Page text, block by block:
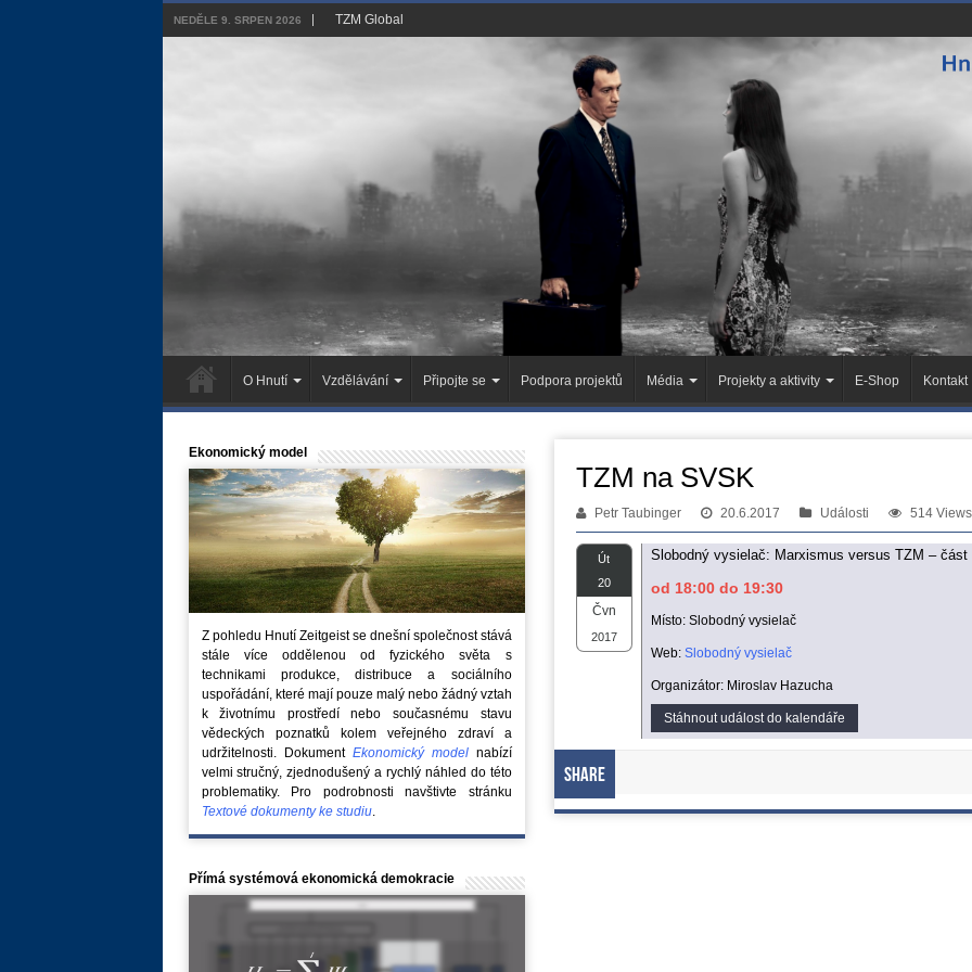
NEDĚLE 9. SRPEN 2026 TZM Global
O Hnutí Vzdělávání Připojte se Podpora projektů Média Projekty a aktivity E-Shop Kontakt
TZM na SVSK
Petr Taubinger 20.6.2017 Události 514 Views
Út
20
Čvn
2017
Slobodný vysielač: Marxismus versus TZM – část
od 18:00 do 19:30
Místo: Slobodný vysielač
Web: Slobodný vysielač
Organizátor: Miroslav Hazucha
Stáhnout událost do kalendáře
Share
Ekonomický model
Z pohledu Hnutí Zeitgeist se dnešní společnost stává
stále více oddělenou od fyzického světa s
technikami produkce, distribuce a sociálního
uspořádání, které mají pouze malý nebo žádný vztah
k životnímu prostředí nebo současnému stavu
vědeckých poznatků kolem veřejného zdraví a
udržitelnosti. Dokument Ekonomický modelnabízí
velmi stručný, zjednodušený a rychlý náhled do této
problematiky. Pro podrobnosti navštivte stránku
Textové dokumenty ke studiu.
Přímá systémová ekonomická demokracie